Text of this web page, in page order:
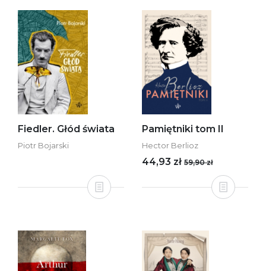
Fiedler. Głód świata
Piotr Bojarski
Pamiętniki tom II
Hector Berlioz
44,93 zł 59,90 zł